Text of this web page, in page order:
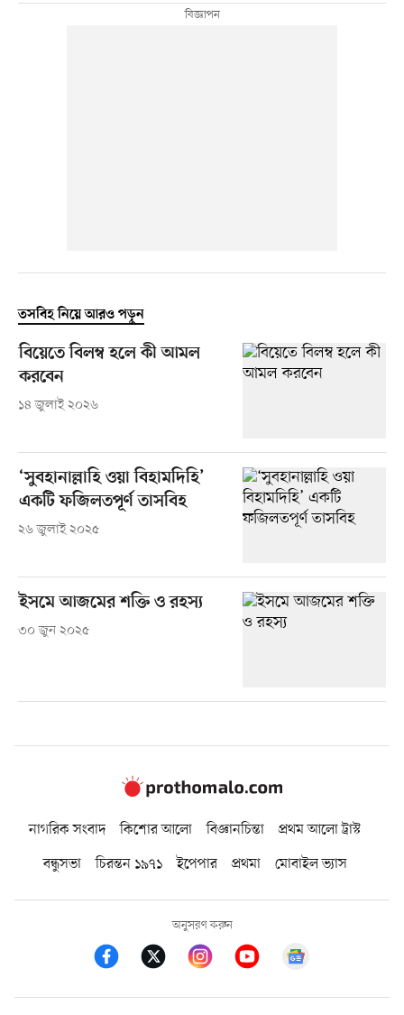
তসবিহ নিয়ে আরও পড়ুন
বিয়েতে বিলম্ব হলে কী আমল
করবেন
১৪ জুলাই ২০২৬
‘সুবহানাল্লাহি ওয়া বিহামদিহি’
একটি ফজিলতপূর্ণ তাসবিহ
২৬ জুলাই ২০২৫
ইসমে আজমের শক্তি ও রহস্য
৩০ জুন ২০২৫
নাগরিক সংবাদ কিশোর আলো বিজ্ঞানচিন্তা
প্রথম আলো ট্রাস্ট
বন্ধুসভা
চিরন্তন ১৯৭১ ইপেপার প্রথমা মোবাইল ভ্যাস
অনুসরণ করুন